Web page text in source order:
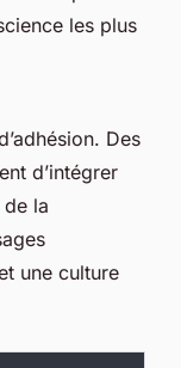
les plus
Des
d’intégrer
la
une culture